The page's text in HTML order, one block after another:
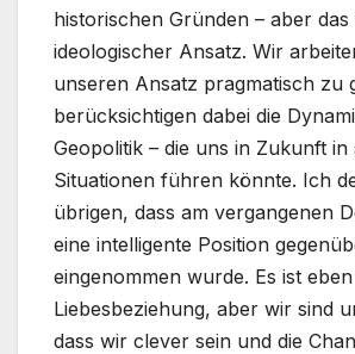
historischen Gründen – aber das
ideologischer Ansatz. Wir
unseren Ansatz pragmatisch zu
berücksichtigen dabei die
Geopolitik – die uns in Zukunft in
Situationen führen könnte. Ich
übrigen, dass am vergangenen
eine intelligente Position
eingenommen wurde. Es ist
Liebesbeziehung, aber wir sind
dass wir clever sein und die